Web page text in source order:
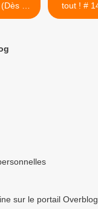
13
sur le portail Overblog